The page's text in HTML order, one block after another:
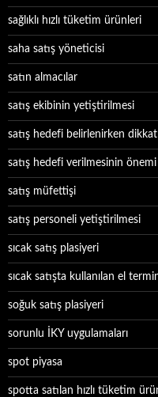
sağlıklı hızlı tüketim ürünleri
saha satış yöneticisi
satın almacılar
satış ekibinin yetiştirilmesi
satış hedefi belirlenirken
satış hedefi verilmesinin önemi
satış müfettişi
satış personeli yetiştirilmesi
sıcak satış plasiyeri
sıcak satışta kullanılan el
soğuk satış plasiyeri
sorunlu İKY uygulamaları
spot piyasa
spotta satılan hızlı tüketim